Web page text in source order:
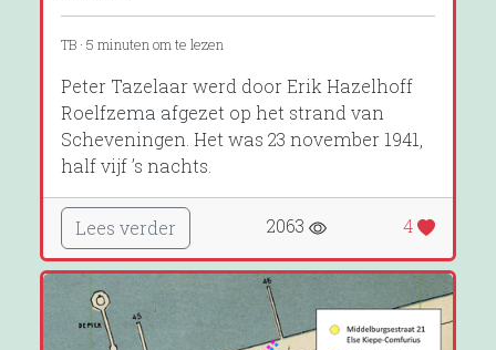
TB · 5 minuten om te lezen
Peter Tazelaar werd door Erik Hazelhoff
Roelfzema afgezet op het strand van
Scheveningen. Het was 23 november 1941,
half vijf ’s nachts.
Lees verder 2063 4